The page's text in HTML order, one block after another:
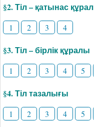
§2. Тіл – қатынас
1 2 3 4
§3. Тіл – бірлік құралы
1 2 3 4 5
§4. Тіл тазалығы
1 2 3 4 5